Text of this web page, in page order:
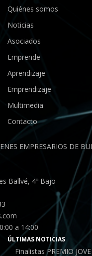
Quiénes somos
Noticias
Asociados
Emprende
Aprendizaje
Emprendizaje
Multimedia
Contacto
EMPRESARIOS DE
Ballvé, 4º Bajo
a 14:00
ÚLTIMAS NOTICIAS
Finalistas PREMIO